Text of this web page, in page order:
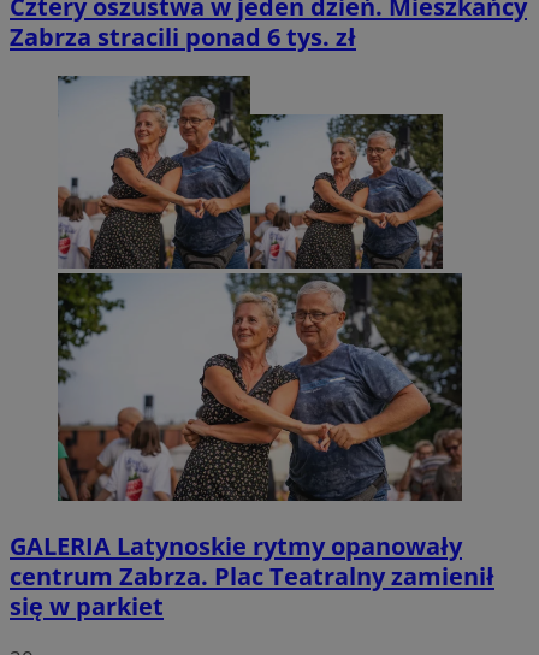
Cztery oszustwa w jeden dzień. Mieszkańcy
Zabrza stracili ponad 6 tys. zł
GALERIA Latynoskie rytmy opanowały
centrum Zabrza. Plac Teatralny zamienił
się w parkiet